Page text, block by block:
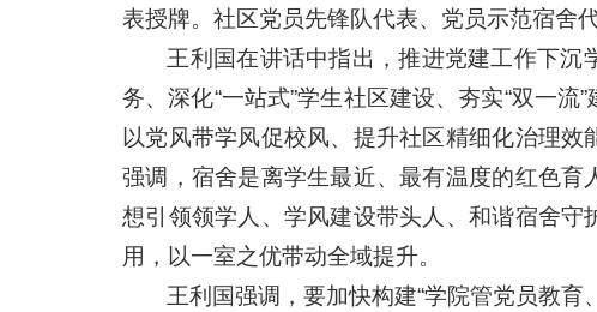
表授牌。社区党员先锋队代表、党员示范宿舍
王利国在讲话中指出，推进党建工作下
务、深化“一站式”学生社区建设、夯实“双一流
以党风带学风促校风、提升社区精细化治理
强调，宿舍是离学生最近、最有温度的红色
想引领领学人、学风建设带头人、和谐宿舍
用，以一室之优带动全域提升。
王利国强调，要加快构建“学院管党员教